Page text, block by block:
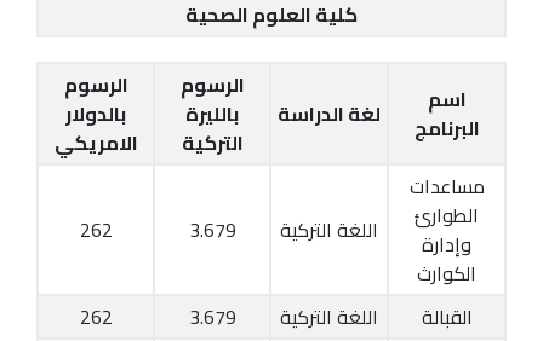
كلية العلوم الصحية
اسم
البرنامج
لغة الدراسة
الرسوم
بالليرة
التركية
الرسوم
بالدولار
الامريكي
مساعدات
الطوارئ
وإدارة
الكوارث
اللغة التركية 3.679
262
القبالة اللغة التركية 3.679
262